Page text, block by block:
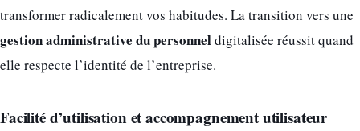
transformer radicalement vos habitudes. La transition vers une
gestion administrative du personneldigitalisée réussit quand
elle respecte l’identité de l’entreprise.
Facilité d’utilisation et accompagnement utilisateur